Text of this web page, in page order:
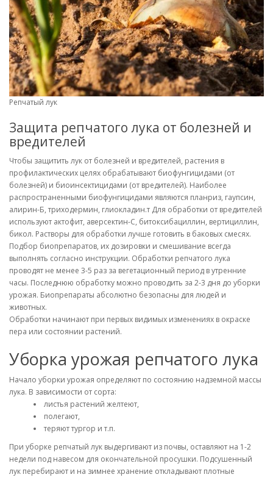
Репчатый лук
Защита репчатого лука от болезней и
вредителей
Чтобы защитить лук от болезней и вредителей, растения в
профилактических целях обрабатывают биофунгицидами (от
болезней) и биоинсектицидами (от вредителей). Наиболее
распространенными биофунгицидами являются планриз, гаупсин,
алирин-Б, триходермин, глиокладин.т Для обработки от вредителей
используют актофит, аверсектин-С, битоксибациллин, вертициллин,
бикол. Растворы для обработки лучше готовить в баковых смесях.
Подбор биопрепаратов, их дозировки и смешивание всегда
выполнять согласно инструкции. Обработки репчатого лука
проводят не менее 3-5 раз за вегетационный период в утренние
часы. Последнюю обработку можно проводить за 2-3 дня до уборки
урожая. Биопрепараты абсолютно безопасны для людей и
животных.
Обработки начинают при первых видимых изменениях в окраске
пера или состоянии растений.
Уборка урожая репчатого лука
Начало уборки урожая определяют по состоянию надземной массы
лука. В зависимости от сорта:
листья растений желтеют,
полегают,
теряют тургор и т.п.
При уборке репчатый лук выдергивают из почвы, оставляют на 1-2
недели под навесом для окончательной просушки. Подсушенный
лук перебирают и на зимнее хранение откладывают плотные